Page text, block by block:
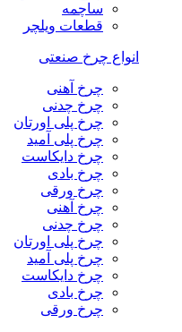
ساچمه
قطعات ویلچر
انواع چرخ صنعتی
چرخ آهنی
چرخ چدنی
چرخ پلی اورتان
چرخ پلی آمید
چرخ دایکاست
چرخ بادی
چرخ ورقی
چرخ آهنی
چرخ چدنی
چرخ پلی اورتان
چرخ پلی آمید
چرخ دایکاست
چرخ بادی
چرخ ورقی